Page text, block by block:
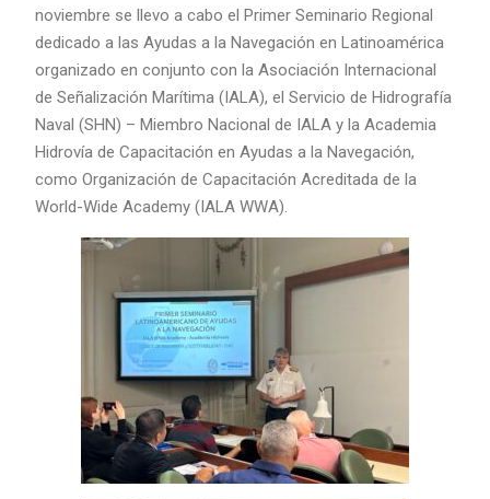
noviembre se llevo a cabo el Primer Seminario Regional
dedicado a las Ayudas a la Navegación en Latinoamérica
organizado en conjunto con la Asociación Internacional
de Señalización Marítima (IALA), el Servicio de Hidrografía
Naval (SHN) – Miembro Nacional de IALA y la Academia
Hidrovía de Capacitación en Ayudas a la Navegación,
como Organización de Capacitación Acreditada de la
World-Wide Academy (IALA WWA).